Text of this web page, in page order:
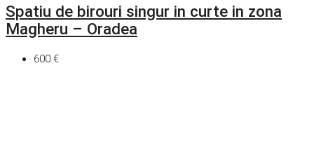
Spatiu de birouri singur in curte in zona
Magheru – Oradea
600 €